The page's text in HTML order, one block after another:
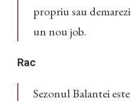
propriu sau
un nou job.
Rac
Sezonul Balantei